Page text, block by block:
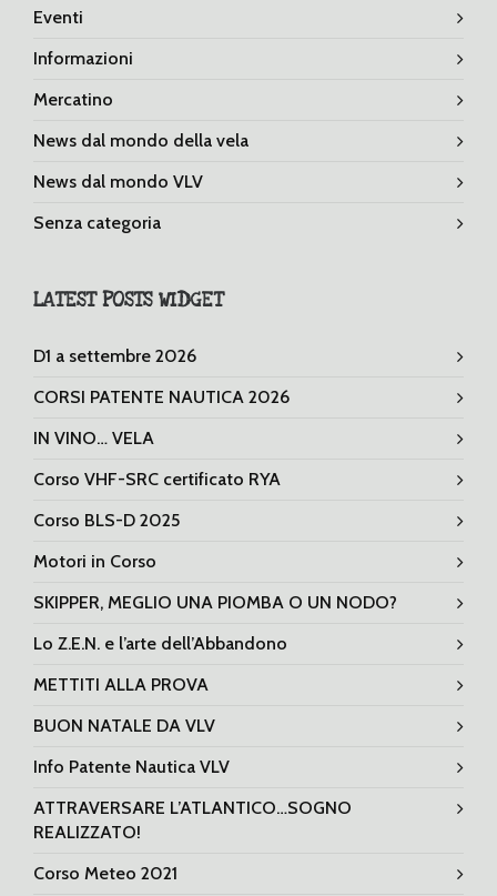
Eventi
Informazioni
Mercatino
News dal mondo della vela
News dal mondo VLV
Senza categoria
LATEST POSTS WIDGET
D1 a settembre 2026
CORSI PATENTE NAUTICA 2026
IN VINO… VELA
Corso VHF-SRC certificato RYA
Corso BLS-D 2025
Motori in Corso
SKIPPER, MEGLIO UNA PIOMBA O UN NODO?
Lo Z.E.N. e l’arte dell’Abbandono
METTITI ALLA PROVA
BUON NATALE DA VLV
Info Patente Nautica VLV
ATTRAVERSARE L’ATLANTICO…SOGNO
REALIZZATO!
Corso Meteo 2021